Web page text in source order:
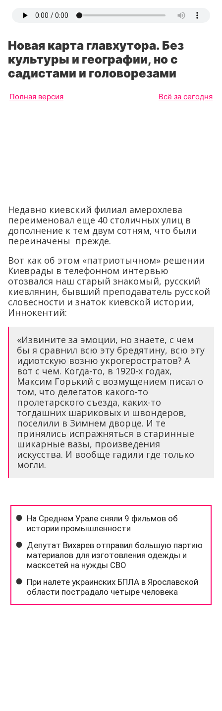
Новая карта главхутора. Без
культуры и географии, но с
садистами и головорезами
Полная версия Всё за сегодня
Недавно киевский филиал амерохлева
переименовал еще 40 столичных улиц в
дополнение к тем двум сотням, что были
переиначены прежде.
Вот как об этом «патриотычном» решении
Киеврады в телефонном интервью
отозвался наш старый знакомый, русский
киевлянин, бывший преподаватель русской
словесности и знаток киевской истории,
Иннокентий:
«Извините за эмоции, но знаете, с чем
бы я сравнил всю эту бредятину, всю эту
идиотскую возню укрогеростратов? А
вот с чем. Когда-то, в 1920-х годах,
Максим Горький с возмущением писал о
том, что делегатов какого-то
пролетарского съезда, каких-то
тогдашних шариковых и швондеров,
поселили в Зимнем дворце. И те
принялись испражняться в старинные
шикарные вазы, произведения
искусства. И вообще гадили где только
могли.